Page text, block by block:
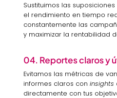
Sustituimos las
el rendimiento en tiempo
constantemente las
y maximizar la rentabilidad
04. Reportes claros y
Evitamos las métricas de
informes claros con insights
directamente con tus